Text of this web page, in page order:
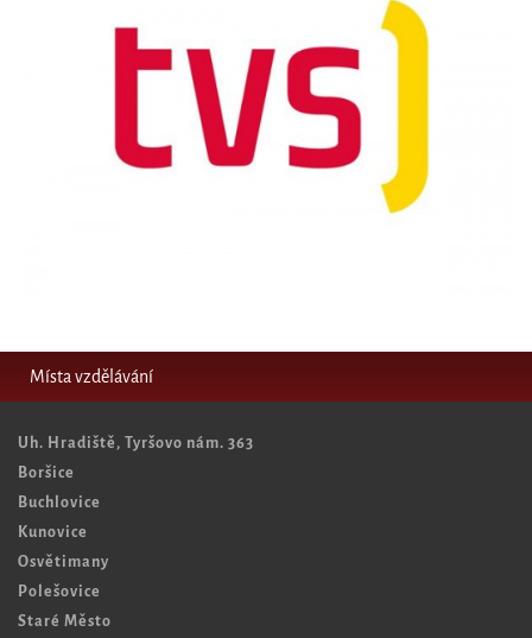
Místa vzdělávání
Uh. Hradiště, Tyršovo nám. 363
Boršice
Buchlovice
Kunovice
Osvětimany
Polešovice
Staré Město